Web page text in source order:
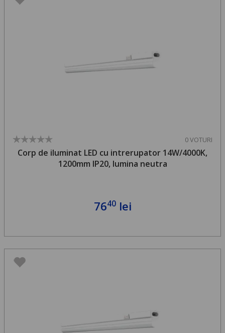
0 VOTURI
Corp de iluminat LED cu intrerupator 14W/4000K,
1200mm IP20, lumina neutra
7640lei